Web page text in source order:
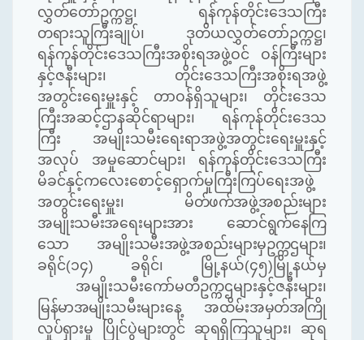
လွှတ်တော်ဥက္ကဋ္ဌ၊ ရန်ကုန်တိုင်းဒေသကြီး
တရားသူကြီးချုပ်၊ ဒုတိယလွှတ်တော်ဥက္ကဋ္ဌ၊
ရန်ကုန်တိုင်းဒေသကြီးအစိုးရအဖွဲ့ဝင် ဝန်ကြီးများ
နှင့်ဇနီးများ၊ တိုင်းဒေသကြီးအစိုးရအဖွဲ့
အတွင်းရေးမှူးနှင့် တာဝန်ရှိသူများ၊ တိုင်းဒေသ
ကြီးအဆင့်ဌာနဆိုင်ရာများ၊ ရန်ကုန်တိုင်းဒေသ
ကြီး အမျိုးသမီးရေးရာအဖွဲ့အတွင်းရေးမှူးနှင့်
အလုပ် အမှုဆောင်များ၊ ရန်ကုန်တိုင်းဒေသကြီး
မိခင်နှင့်ကလေးစောင့်ရှောက်မှုကြီးကြပ်ရေးအဖွဲ့
အတွင်းရေးမှူး၊ မိတ်ဖက်အဖွဲ့အစည်းများ
အမျိုးသမီးအရေးများအား ဆောင်ရွက်နေကြ
သော အမျိုးသမီးအဖွဲ့အစည်းများမှဥက္ကဌများ၊
ခရိုင်(၁၄) ခရိုင်၊ မြို့နယ်(၄၅)မြို့နယ်မှ
အမျိုးသမီးကော်မတီဥက္ကဌများနှင့်ဇနီးများ၊
မြန်မာအမျိုးသမီးများနေ့ အထိမ်းအမှတ်အကြို
လှုပ်ရှားမှု ပြိုင်ပွဲများတွင် ဆုရရှိကြသူများ၊ ဆုရ